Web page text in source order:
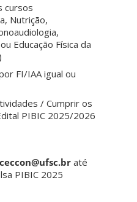
cursos
Nutrição,
Educação Física da
FI/IAA igual ou
/ Cumprir os
PIBIC 2025/2026
até
PIBIC 2025